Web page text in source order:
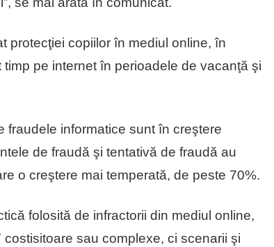
protecţiei copiilor în mediul online, în
pe internet în perioadele de vacanţă şi
fraudele informatice sunt în creştere
de fraudă şi tentativă de fraudă au
o creştere mai temperată, de peste 70%.
folosită de infractorii din mediul online,
sau complexe, ci scenarii şi